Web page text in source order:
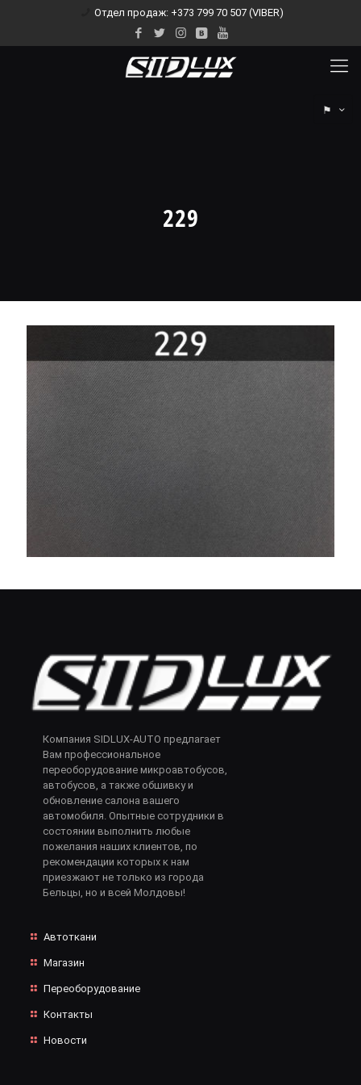
Отдел продаж: +373 799 70 507 (VIBER)
⚑
229
Компания SIDLUX-AUTO предлагает
Вам профессиональное
переоборудование микроавтобусов,
автобусов, а также обшивку и
обновление салона вашего
автомобиля. Опытные сотрудники в
состоянии выполнить любые
пожелания наших клиентов, по
рекомендации которых к нам
приезжают не только из города
Бельцы, но и всей Молдовы!
Автоткани
Магазин
Переоборудование
Контакты
Новости